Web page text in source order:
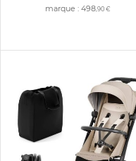
marque : 498,90 €